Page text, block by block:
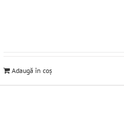
Adaugă în coș